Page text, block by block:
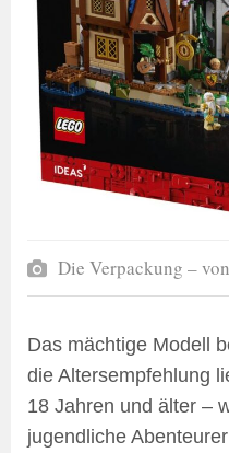
Die Verpackung –
Das mächtige Modell
die Altersempfehlung
18 Jahren und älter –
jugendliche